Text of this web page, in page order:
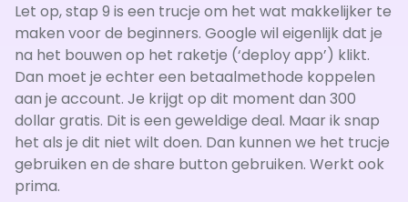
Let op, stap 9 is een trucje om het wat makkelijker te
maken voor de beginners. Google wil eigenlijk dat je
na het bouwen op het raketje (‘deploy app’) klikt.
Dan moet je echter een betaalmethode koppelen
aan je account. Je krijgt op dit moment dan 300
dollar gratis. Dit is een geweldige deal. Maar ik snap
het als je dit niet wilt doen. Dan kunnen we het trucje
gebruiken en de share button gebruiken. Werkt ook
prima.